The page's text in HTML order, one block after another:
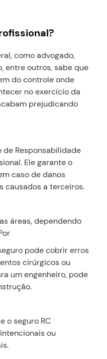
como advogado,
entre outros, sabe que
do controle onde
no exercício da
prejudicando
de Responsabilidade
Ele garante o
caso de danos
causados a terceiros.
áreas, dependendo
pode cobrir erros
cirúrgicos ou
um engenheiro, pode
o seguro RC
ou